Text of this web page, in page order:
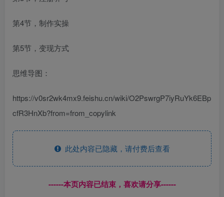
第4节，制作实操
第5节，变现方式
思维导图：
https://v0sr2wk4mx9.feishu.cn/wiki/O2PswrgP7iyRuYk6EBp
cfR3HnXb?from=from_copylink
此处内容已隐藏，请付费后查看
------本页内容已结束，喜欢请分享------